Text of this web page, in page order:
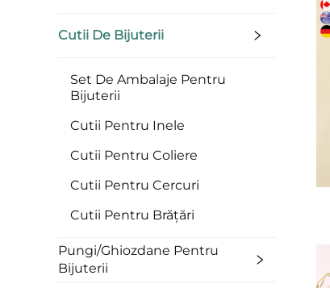
Cutii De Bijuterii
Set De Ambalaje Pentru
Bijuterii
Cutii Pentru Inele
Cutii Pentru Coliere
Cutii Pentru Cercuri
Cutii Pentru Brățări
Pungi/Ghiozdane Pentru
Bijuterii